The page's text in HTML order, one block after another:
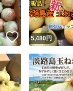
いいね！
5,480円